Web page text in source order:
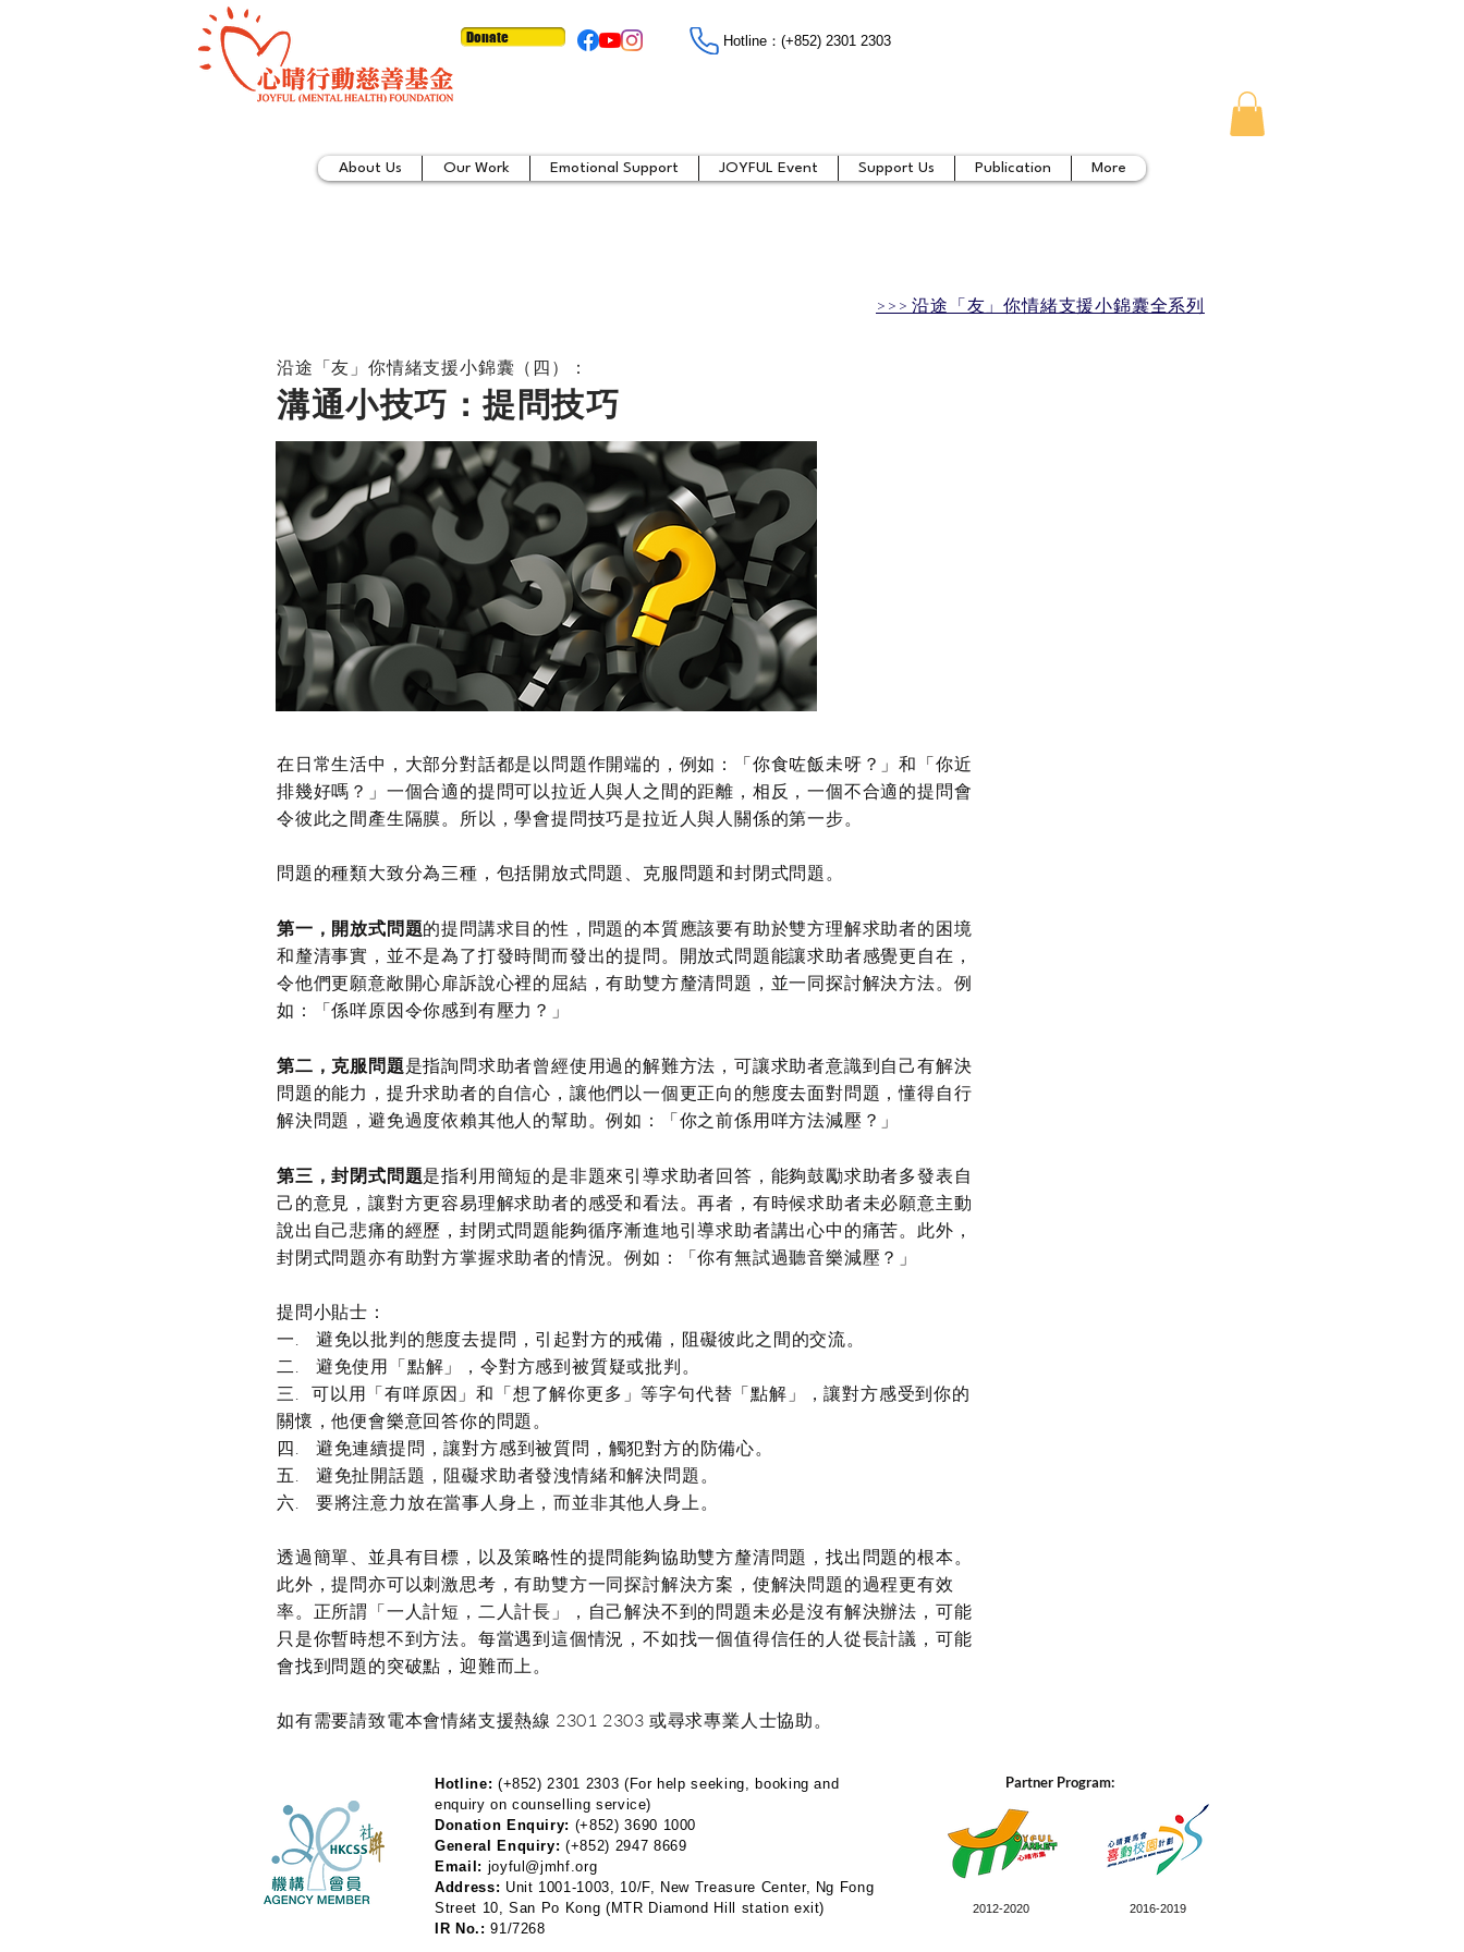
Donate Hotline：​​(+852) 2301 2303
About Us Our Work Emotional Support JOYFUL Event Support Us Publication More
>>> 沿途「友」你情緒支援小錦囊​全系列
沿途「友」你情緒支援小錦囊（四）：
溝通小技巧：提問技巧
在日常生活中，大部分對話都是以問題作開端的，例如：「你食咗飯未呀？」和「你近
排幾好嗎？」一個合適的提問可以拉近人與人之間的距離，相反，一個不合適的提問會
令彼此之間產生隔膜。所以，學會提問技巧是拉近人與人關係的第一步。
問題的種類大致分為三種，包括開放式問題、克服問題和封閉式問題。
第一，開放式問題的提問講求目的性，問題的本質應該要有助於雙方理解求助者的困境
和釐清事實，並不是為了打發時間而發出的提問。開放式問題能讓求助者感覺更自在，
令他們更願意敞開心扉訴說心裡的屈結，有助雙方釐清問題，並一同探討解決方法。例
如：「係咩原因令你感到有壓力？」
第二，克服問題是指詢問求助者曾經使用過的解難方法，可讓求助者意識到自己有解決
問題的能力，提升求助者的自信心，讓他們以一個更正向的態度去面對問題，懂得自行
解決問題，避免過度依賴其他人的幫助。例如：「你之前係用咩方法減壓？」
第三，封閉式問題是指利用簡短的是非題來引導求助者回答，能夠鼓勵求助者多發表自
己的意見，讓對方更容易理解求助者的感受和看法。再者，有時候求助者未必願意主動
說出自己悲痛的經歷，封閉式問題能夠循序漸進地引導求助者講出心中的痛苦。此外，
封閉式問題亦有助對方掌握求助者的情況。例如：「你有無試過聽音樂減壓？」
提問小貼士：
一. 避免以批判的態度去提問，引起對方的戒備，阻礙彼此之間的交流。
二. 避免使用「點解」，令對方感到被質疑或批判。
三. 可以用「有咩原因」和「想了解你更多」等字句代替「點解」，讓對方感受到你的
關懷，他便會樂意回答你的問題。
四. 避免連續提問，讓對方感到被質問，觸犯對方的防備心。
五. 避免扯開話題，阻礙求助者發洩情緒和解決問題。
六. 要將注意力放在當事人身上，而並非其他人身上。
透過簡單、並具有目標，以及策略性的提問能夠協助雙方釐清問題，找出問題的根本。
此外，提問亦可以刺激思考，有助雙方一同探討解決方案，使解決問題的過程更有效
率。正所謂「一人計短，二人計長」，自己解決不到的問題未必是沒有解決辦法，可能
只是你暫時想不到方法。每當遇到這個情況，不如找一個值得信任的人從長計議，可能
會找到問題的突破點，迎難而上。
如有需要請致電本會情緒支援熱線 2301 2303 或尋求專業人士協助。
Hotline: (+852) 2301 2303 (For help seeking, booking and
enquiry on counselling service)
Donation Enquiry: (+852) 3690 1000
General Enquiry: (+852) 2947 8669
Email: joyful@jmhf.org
Address: Unit 1001-1003, 10/F, New Treasure Center, Ng Fong
Street 10, San Po Kong (MTR Diamond Hill station exit)
IR No.: 91/7268
Partner Program:
2012-2020 2016-2019